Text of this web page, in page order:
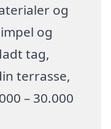
og
og
tag,
terrasse,
– 30.000